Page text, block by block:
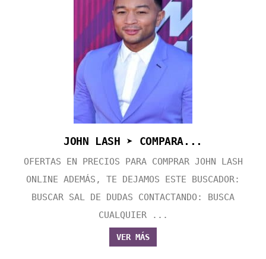
JOHN LASH ➤ COMPARA...
OFERTAS EN PRECIOS PARA COMPRAR JOHN LASH
ONLINE ADEMÁS, TE DEJAMOS ESTE BUSCADOR:
BUSCAR SAL DE DUDAS CONTACTANDO: BUSCA
CUALQUIER ...
VER MÁS